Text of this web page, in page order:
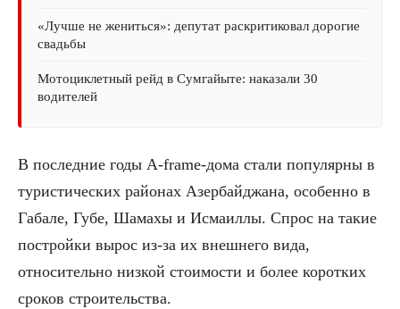
«Лучше не жениться»: депутат раскритиковал дорогие
свадьбы
Мотоциклетный рейд в Сумгайыте: наказали 30
водителей
В последние годы A-frame-дома стали популярны в
туристических районах Азербайджана, особенно в
Габале, Губе, Шамахы и Исмаиллы. Спрос на такие
постройки вырос из-за их внешнего вида,
относительно низкой стоимости и более коротких
сроков строительства.